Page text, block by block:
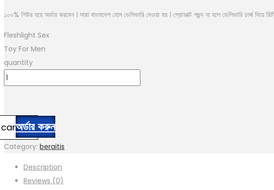
১০০% শিউর হয়ে অর্ডার করবেন । সারা বাংলাদেশ হোম ডেলিভারি দেওয়া হয় । প্রোডাক্ট পছন্দ না হলে ডেলিভারি চার্জ দিয়ে
Fleshlight Sex
Toy For Men
quantity
অর্ডার করুন
Category: beraitis
Description
Reviews (0)